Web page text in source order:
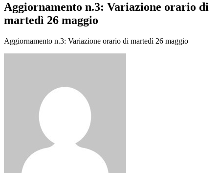
Aggiornamento n.3: Variazione orario di
martedì 26 maggio
Aggiornamento n.3: Variazione orario di martedì 26 maggio